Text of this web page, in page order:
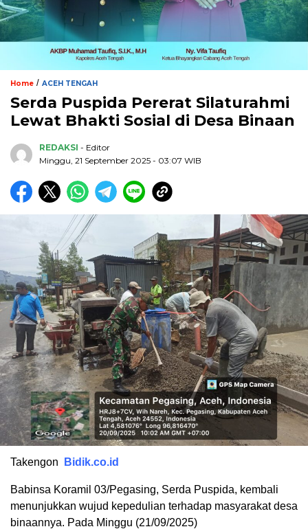
Home / ACEH TENGAH
Serda Puspida Pererat Silaturahmi
Lewat Bhakti Sosial di Desa Binaan
REDAKSI - Editor
Minggu, 21 September 2025 - 03:07 WIB
Takengon Bidik.co.id
Babinsa Koramil 03/Pegasing, Serda Puspida, kembali
menunjukkan wujud kepedulian terhadap masyarakat desa
binaannya. Pada Minggu (21/09/2025)